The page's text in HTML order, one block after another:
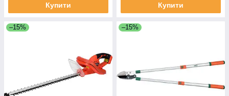
Купити Купити
–15% –15%